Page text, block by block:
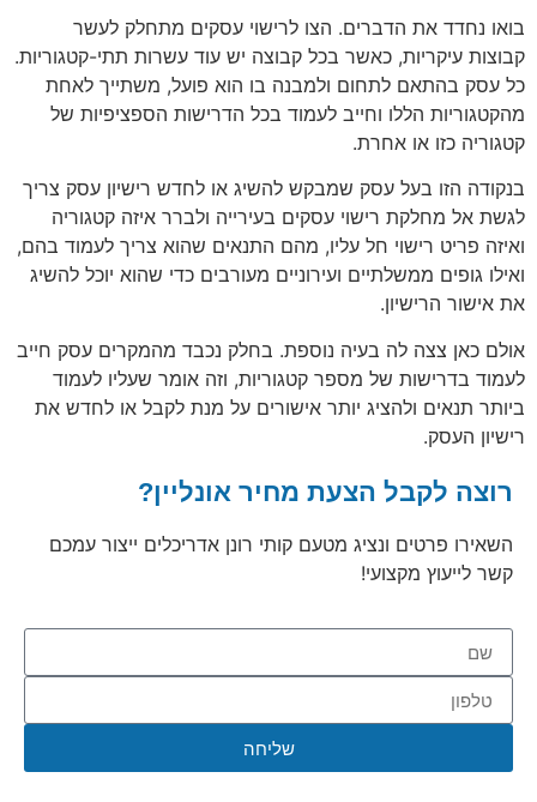
בואו נחדד את הדברים. הצו לרישוי עסקים מתחלק לעשר
קבוצות עיקריות, כאשר בכל קבוצה יש עוד עשרות תתי-קטגוריות.
כל עסק בהתאם לתחום ולמבנה בו הוא פועל, משתייך לאחת
מהקטגוריות הללו וחייב לעמוד בכל הדרישות הספציפיות של
קטגוריה כזו או אחרת.
בנקודה הזו בעל עסק שמבקש להשיג או לחדש רישיון עסק צריך
לגשת אל מחלקת רישוי עסקים בעירייה ולברר איזה קטגוריה
ואיזה פריט רישוי חל עליו, מהם התנאים שהוא צריך לעמוד בהם,
ואילו גופים ממשלתיים ועירוניים מעורבים כדי שהוא יוכל להשיג
את אישור הרישיון.
אולם כאן צצה לה בעיה נוספת. בחלק נכבד מהמקרים עסק חייב
לעמוד בדרישות של מספר קטגוריות, וזה אומר שעליו לעמוד
ביותר תנאים ולהציג יותר אישורים על מנת לקבל או לחדש את
רישיון העסק.
רוצה לקבל הצעת מחיר אונליין?
השאירו פרטים ונציג מטעם קותי רונן אדריכלים ייצור עמכם
קשר לייעוץ מקצועי!
שליחה